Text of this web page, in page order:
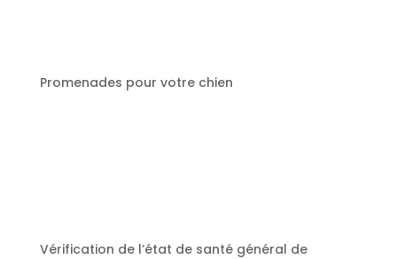
Promenades pour votre chien
Vérification de l’état de santé général de